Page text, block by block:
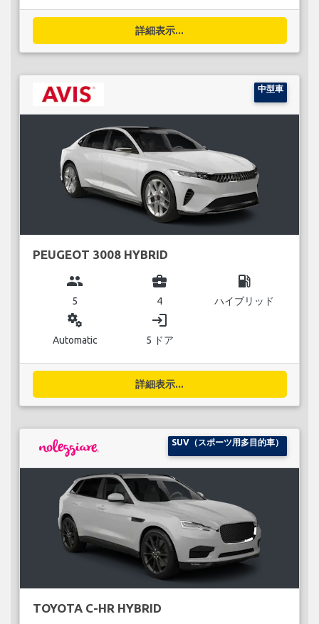
詳細表示...
中型車
PEUGEOT 3008 HYBRID
group
5
business_center
4
local_gas_station
ハイブリッド
miscellaneous_services
Automatic
login
5 ドア
詳細表示...
SUV（スポーツ用多目的車）
TOYOTA C-HR HYBRID